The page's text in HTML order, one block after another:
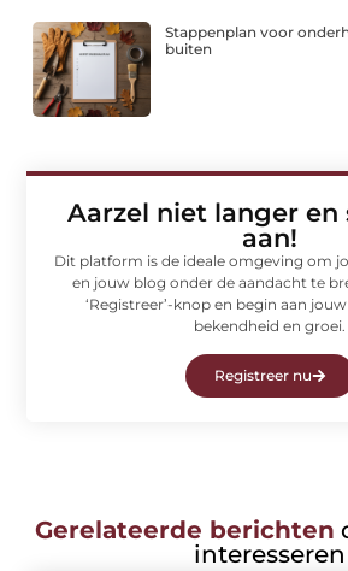
Stappenplan voor
buiten
Aarzel niet langer en
aan!
Dit platform is de ideale omgeving om
en jouw blog onder de aandacht te
‘Registreer’-knop en begin aan
bekendheid en groei.
Registreer nu
Gerelateerde berichten
interesseren